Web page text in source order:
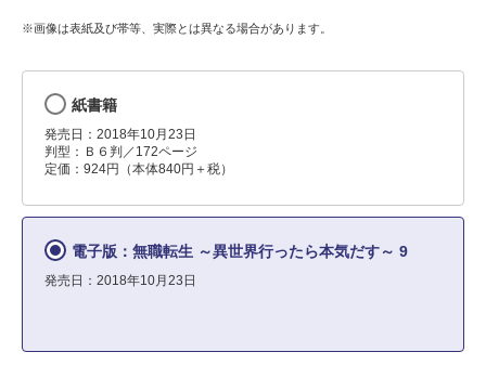
※画像は表紙及び帯等、実際とは異なる場合があります。
紙書籍
発売日：2018年10月23日
判型：Ｂ６判／172ページ
定価：924円（本体840円＋税）
電子版：無職転生 ～異世界行ったら本気だす～ 9
発売日：2018年10月23日